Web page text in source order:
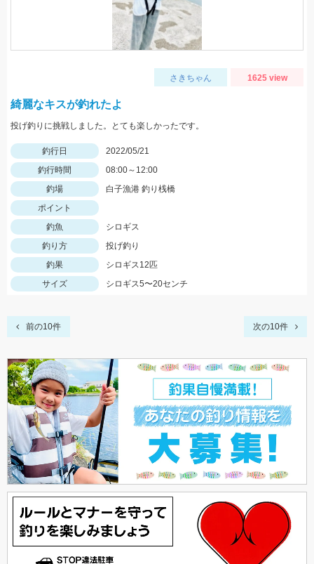
さきちゃん 1625 view
綺麗なキスが釣れたよ
投げ釣りに挑戦しました。とても楽しかったです。
釣行日
2022/05/21
釣行時間
08:00～12:00
釣場
白子漁港 釣り桟橋
ポイント
釣魚
シロギス
釣り方
投げ釣り
釣果
シロギス12匹
サイズ
シロギス5〜20センチ
前の10件 次の10件